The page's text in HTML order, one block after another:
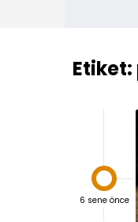
Etiket:

6 sene önce